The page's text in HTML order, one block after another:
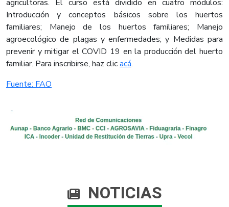
agricultoras. El curso está dividido en cuatro módulos:
Introducción y conceptos básicos sobre los huertos
familiares; Manejo de los huertos familiares; Manejo
agroecológico de plagas y enfermedades; y Medidas para
prevenir y mitigar el COVID 19 en la producción del huerto
familiar. Para inscribirse, haz clicacá​.​
Fuente: FAO​
NOTICIAS